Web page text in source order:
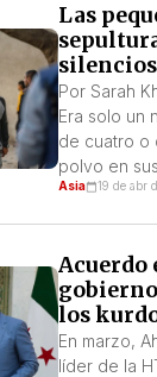
de
(TRF), una
Lashkar-e-
«Ejército de
turistas
visitantes
Las
niños de
Por Sarah
Era solo un
de cuatro o
polvo en
en sus ojos
del cielo, él
cualquier
No hacia un
porque no
Asia 19 de abr
Acuerdo
los
En marzo,
líder de la